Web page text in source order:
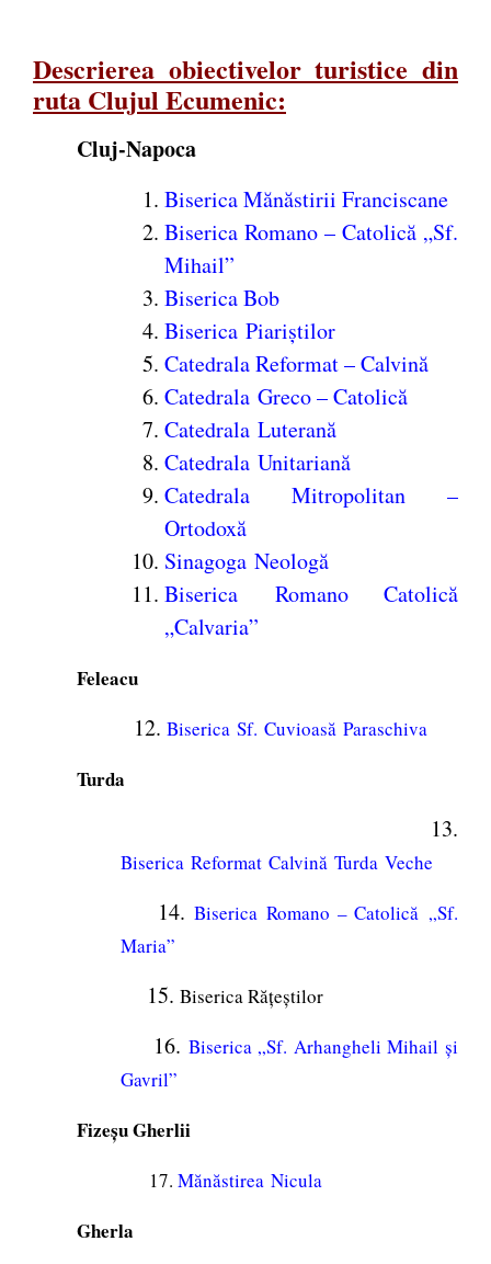
Descrierea obiectivelor turistice din
ruta Clujul Ecumenic:
Cluj-Napoca
Biserica Mănăstirii Franciscane
Biserica Romano – Catolică „Sf.
Mihail”
Biserica Bob
Biserica Piariștilor
Catedrala Reformat – Calvină
Catedrala Greco – Catolică
Catedrala Luterană
Catedrala Unitariană
Catedrala Mitropolitan –
Ortodoxă
Sinagoga Neologă
Biserica Romano Catolică
„Calvaria”
Feleacu
12. Biserica Sf. Cuvioasă Paraschiva
Turda
13.
Biserica Reformat Calvină Turda Veche
14. Biserica Romano – Catolică „Sf.
Maria”
15. Biserica Rățeștilor
16. Biserica „Sf. Arhangheli Mihail și
Gavril”
Fizeșu Gherlii
17. Mănăstirea Nicula
Gherla